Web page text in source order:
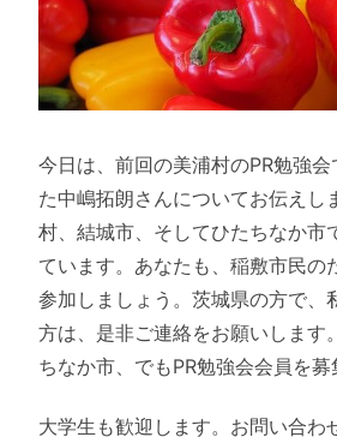
今日は、前回の美浦村のPR勉強会
た中嶋拓朗さんについてお伝えし
村、結城市、そしてひたちなか市
ています。あなたも、稲敷市民の
参加しましょう。茨城県の方で、
方は、是非ご連絡をお願いします
ちなか市、でもPR勉強会会員を募
大学生も歓迎します。お問い合わ